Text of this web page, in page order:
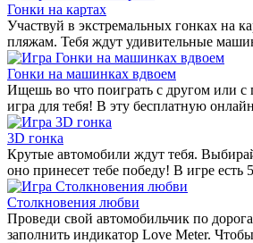
Гонки на картах
Участвуй в экстремальных гонках на
пляжам. Тебя ждут удивительные
Гонки на машинках вдвоем
Ищешь во что поиграть с другом или с
игра для тебя! В эту бесплатную
3D гонка
Крутые автомобили ждут тебя.
оно принесет тебе победу! В игре есть
Столкновения любви
Проведи свой автомобильчик по
заполнить индикатор Love Meter.